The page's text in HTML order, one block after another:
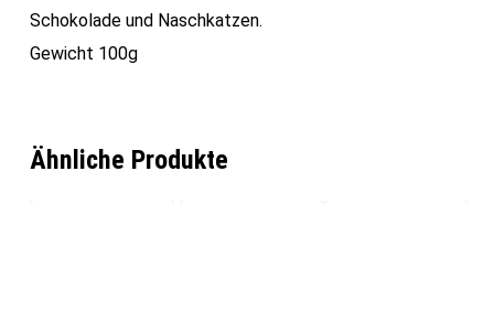
Schokolade und Naschkatzen.
Gewicht 100g
Ähnliche Produkte